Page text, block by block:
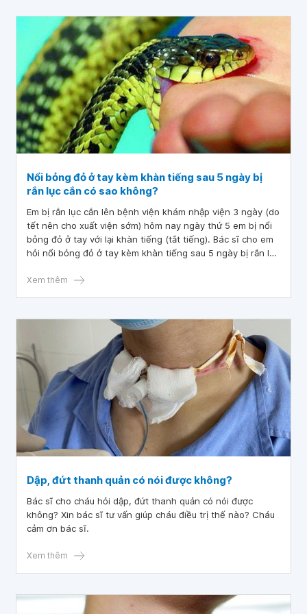
Nổi bỏng đỏ ở tay kèm khàn tiếng sau 5 ngày bị
rắn lục cắn có sao không?
Em bị rắn lục cắn lên bệnh viện khám nhập viện 3 ngày (do
tết nên cho xuất viện sớm) hôm nay ngày thứ 5 em bị nổi
bỏng đỏ ở tay với lại khàn tiếng (tắt tiếng). Bác sĩ cho em
hỏi nổi bỏng đỏ ở tay kèm khàn tiếng sau 5 ngày bị rắn lục
Xem thêm
Dập, đứt thanh quản có nói được không?
Bác sĩ cho cháu hỏi dập, đứt thanh quản có nói được
không? Xin bác sĩ tư vấn giúp cháu điều trị thế nào? Cháu
cảm ơn bác sĩ.
Xem thêm